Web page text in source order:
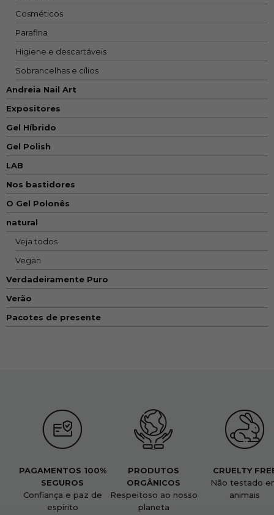
Cosméticos
Parafina
Higiene e descartáveis
Sobrancelhas e cílios
Andreia Nail Art
Expositores
Gel Híbrido
Gel Polish
LAB
Nos bastidores
O Gel Polonês
natural
Veja todos
Vegan
Verdadeiramente Puro
Verão
Pacotes de presente
PAGAMENTOS 100%
SEGUROS
Confiança e paz de
espírito
PRODUTOS
ORGÂNICOS
Respeitoso ao nosso
planeta
CRUELTY
Não testado
animais